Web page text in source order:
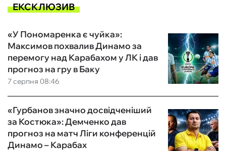
ЕКСКЛЮЗИВ
7 серпня 08:46
«У Пономаренка є чуйка»:
Максимов похвалив Динамо за
перемогу над Карабахом у ЛК і дав
прогноз на гру в Баку
«Гурбанов значно досвідченіший
за Костюка»: Демченко дав
прогноз на матч Ліги конференцій
Динамо – Карабах